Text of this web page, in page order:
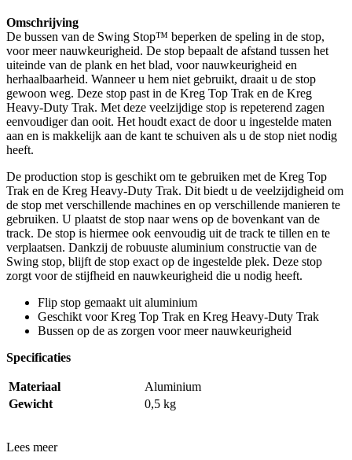
Omschrijving
De bussen van de Swing Stop™ beperken de speling in de stop,
voor meer nauwkeurigheid. De stop bepaalt de afstand tussen het
uiteinde van de plank en het blad, voor nauwkeurigheid en
herhaalbaarheid. Wanneer u hem niet gebruikt, draait u de stop
gewoon weg. Deze stop past in de Kreg Top Trak en de Kreg
Heavy-Duty Trak. Met deze veelzijdige stop is repeterend zagen
eenvoudiger dan ooit. Het houdt exact de door u ingestelde maten
aan en is makkelijk aan de kant te schuiven als u de stop niet nodig
heeft.
De production stop is geschikt om te gebruiken met de Kreg Top
Trak en de Kreg Heavy-Duty Trak. Dit biedt u de veelzijdigheid om
de stop met verschillende machines en op verschillende manieren te
gebruiken. U plaatst de stop naar wens op de bovenkant van de
track. De stop is hiermee ook eenvoudig uit de track te tillen en te
verplaatsen. Dankzij de robuuste aluminium constructie van de
Swing stop, blijft de stop exact op de ingestelde plek. Deze stop
zorgt voor de stijfheid en nauwkeurigheid die u nodig heeft.
Flip stop gemaakt uit aluminium
Geschikt voor Kreg Top Trak en Kreg Heavy-Duty Trak
Bussen op de as zorgen voor meer nauwkeurigheid
Specificaties
Materiaal
Aluminium
Gewicht
0,5 kg
Lees meer